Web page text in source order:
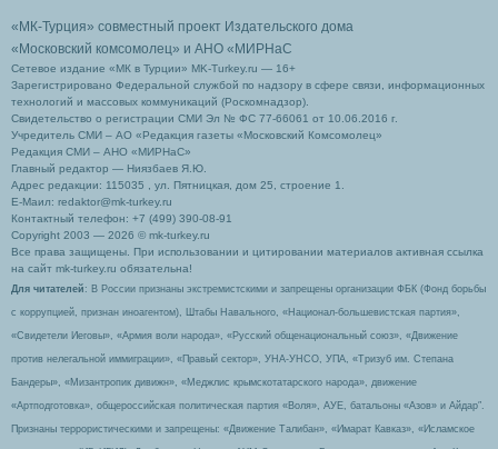
«МК-Турция» совместный проект Издательского дома
«Московский комсомолец» и АНО «МИРНаС
Сетевое издание «МК в Турции» MK-Turkey.ru — 16+
Зарегистрировано Федеральной службой по надзору в сфере связи, информационных
технологий и массовых коммуникаций (Роскомнадзор).
Свидетельство о регистрации СМИ Эл № ФС 77-66061 от 10.06.2016 г.
Учредитель СМИ – АО «Редакция газеты «Московский Комсомолец»
Редакция СМИ – АНО «МИРНаС»
Главный редактор — Ниязбаев Я.Ю.
Адрес редакции: 115035 , ул. Пятницкая, дом 25, строение 1.
Е-Маил: redaktor@mk-turkey.ru
Контактный телефон: +7 (499) 390-08-91
Copyright 2003 — 2026 © mk-turkey.ru
Все права защищены. При использовании и цитировании материалов активная ссылка
на сайт mk-turkey.ru обязательна!
Для читателей : В России признаны экстремистскими и запрещены организации ФБК (Фонд борьбы
с коррупцией, признан иноагентом), Штабы Навального, «Национал-большевистская партия»,
«Свидетели Иеговы», «Армия воли народа», «Русский общенациональный союз», «Движение
против нелегальной иммиграции», «Правый сектор», УНА-УНСО, УПА, «Тризуб им. Степана
Бандеры», «Мизантропик дивижн», «Меджлис крымскотатарского народа», движение
«Артподготовка», общероссийская политическая партия «Воля», АУЕ, батальоны «Азов» и Айдар″.
Признаны террористическими и запрещены: «Движение Талибан», «Имарат Кавказ», «Исламское